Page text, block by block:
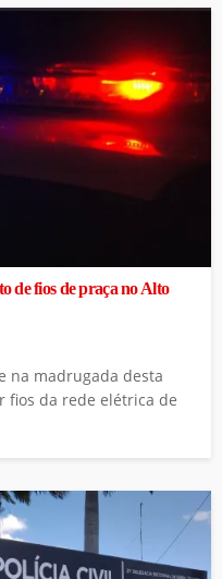
de fios de praça no Alto
na madrugada desta
fios da rede elétrica de